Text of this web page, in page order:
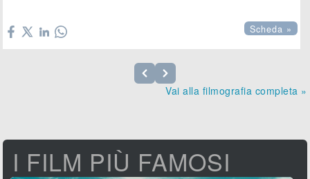
Scheda »
Vai alla filmografia completa »
I FILM PIÙ FAMOSI